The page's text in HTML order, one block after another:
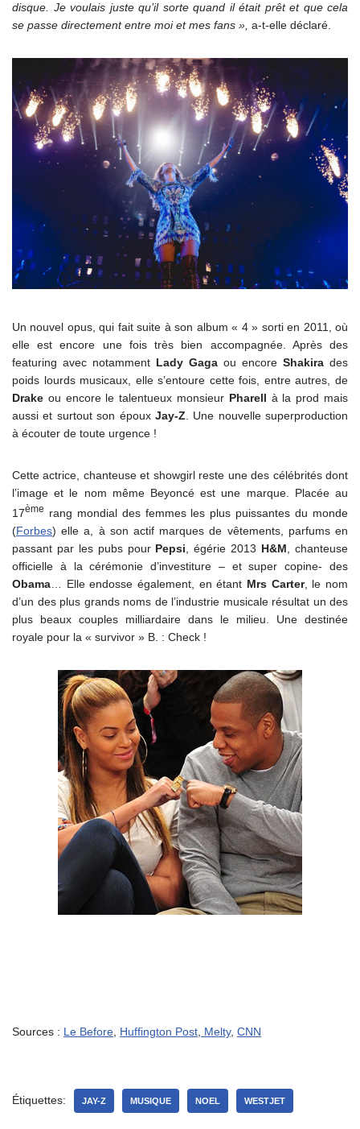
disque. Je voulais juste qu’il sorte quand il était prêt et que cela
se passe directement entre moi et mes fans », a-t-elle déclaré.
Un nouvel opus, qui fait suite à son album « 4 » sorti en 2011, où
elle est encore une fois très bien accompagnée. Après des
featuring avec notamment Lady Gaga ou encore Shakira des
poids lourds musicaux, elle s’entoure cette fois, entre autres, de
Drake ou encore le talentueux monsieur Pharell à la prod mais
aussi et surtout son époux Jay-Z. Une nouvelle superproduction
à écouter de toute urgence !
Cette actrice, chanteuse et showgirl reste une des célébrités dont
l’image et le nom même Beyoncé est une marque. Placée au
17ème
rang mondial des femmes les plus puissantes du monde
(Forbes) elle a, à son actif marques de vêtements, parfums en
passant par les pubs pour Pepsi , égérie 2013 H&M , chanteuse
officielle à la cérémonie d’investiture – et super copine- des
Obama … Elle endosse également, en étant Mrs Carter, le nom
d’un des plus grands noms de l’industrie musicale résultat un des
plus beaux couples milliardaire dans le milieu. Une destinée
royale pour la « survivor » B. : Check !
Sources : Le Before Huffington Post Melty, CNN
Étiquettes: JAY-Z MUSIQUE NOEL WESTJET